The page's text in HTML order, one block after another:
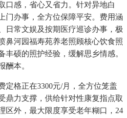
口感，省心又省力。针对异地白
门办事，全方位保障平安。费用涵
日常文娱及按期医疗巡诊办事，极
鼻河园福寿苑养老照顾核心饮食照
丰硕的照护经验，缓解思乡情感。
酬本。
格正在3300元/月，全方位笼盖
鼎力支撑，供给针对性康复指点取
区外，最大限度享受老年糊口，24